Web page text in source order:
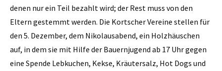
denen nur ein Teil bezahlt wird; der Rest muss von den
Eltern gestemmt werden. Die Kortscher Vereine stellen für
den 5. Dezember, dem Nikolausabend, ein Holzhäuschen
auf, in dem sie mit Hilfe der Bauernjugend ab 17 Uhr gegen
eine Spende Lebkuchen, Kekse, Kräutersalz, Hot Dogs und